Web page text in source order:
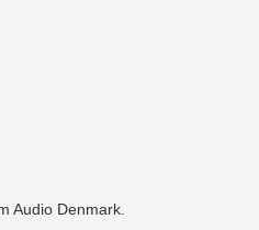
Audio Denmark.